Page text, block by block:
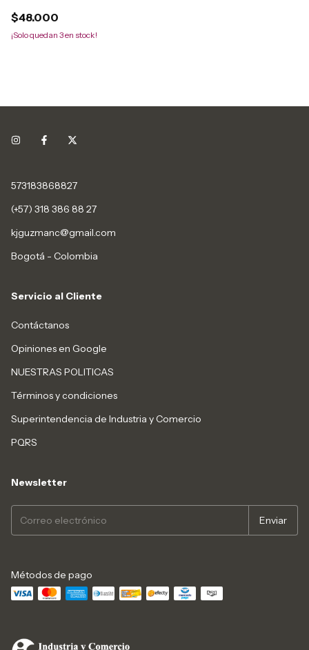
$48.000
¡Solo quedan 3en stock!
573183868827
(+57) 318 386 88 27
kjguzmanc@gmail.com
Bogotá - Colombia
Servicio al Cliente
Contáctanos
Opiniones en Google
NUESTRAS POLITICAS
Términos y condiciones
Superintendencia de Industria y Comercio
PQRS
Newsletter
Métodos de pago